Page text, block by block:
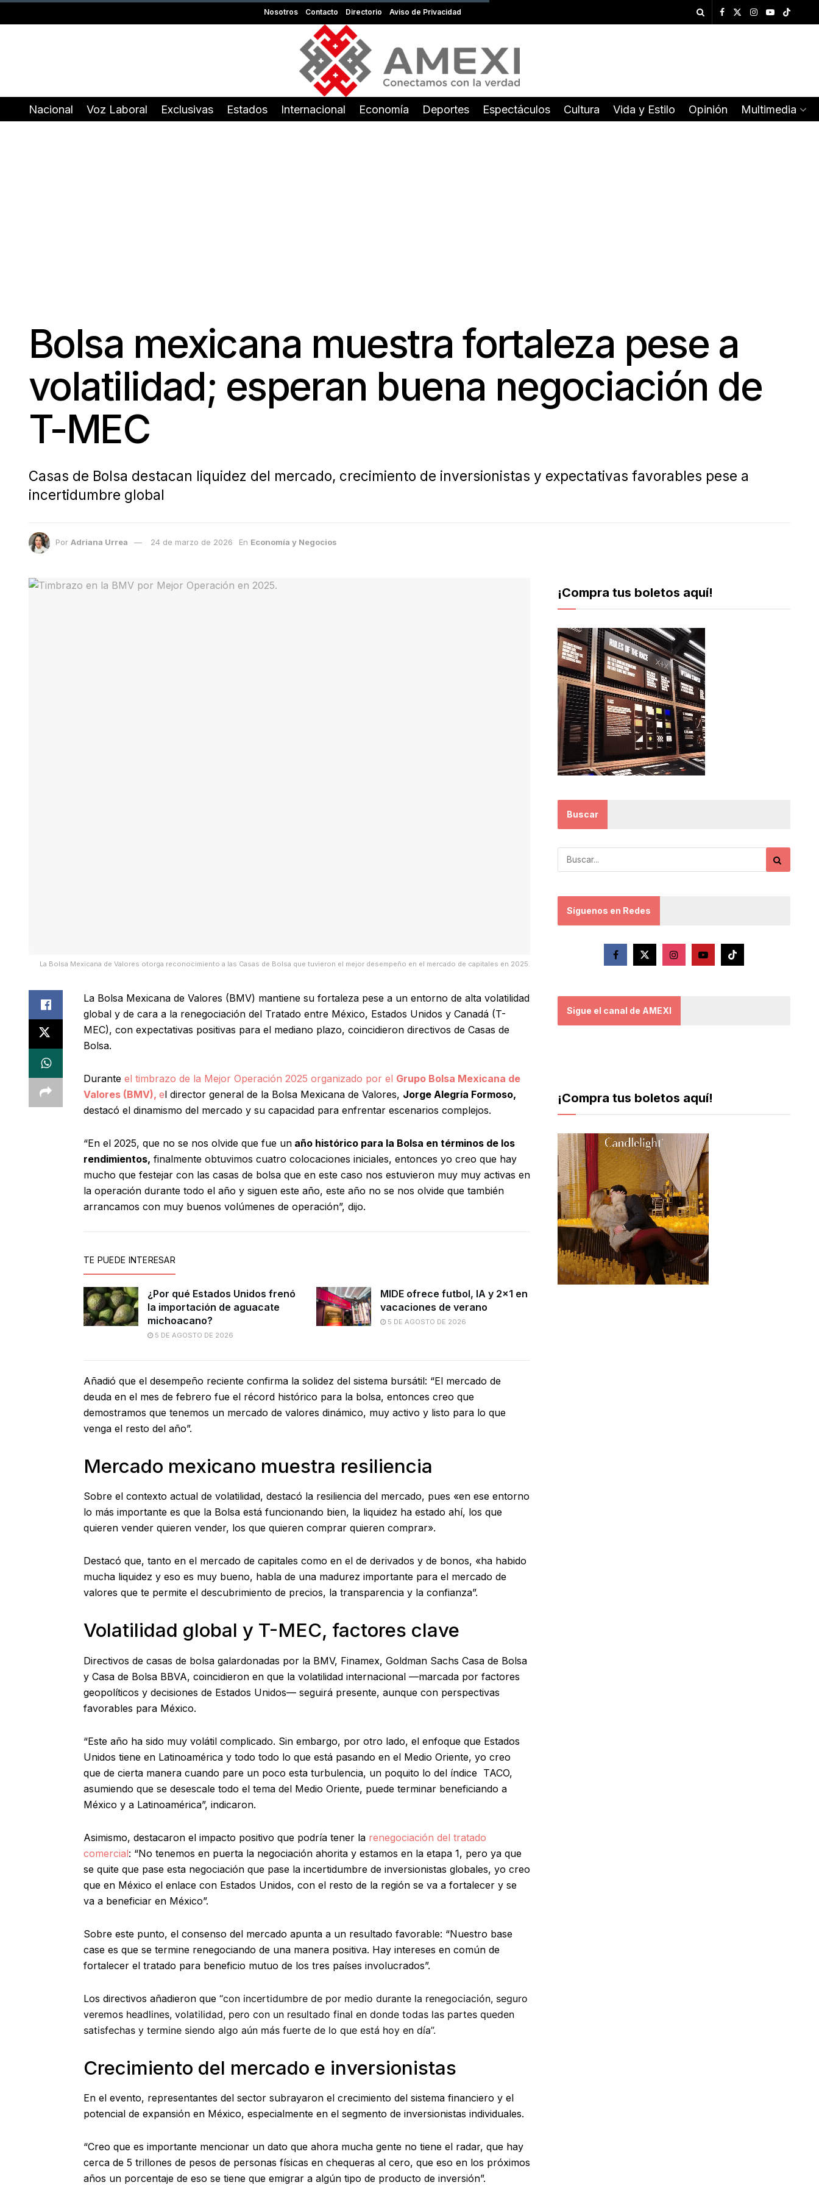
Nosotros Contacto Directorio Aviso de Privacidad
Nacional Voz Laboral Exclusivas Estados Internacional Economía Deportes Espectáculos Cultura Vida y Estilo Opinión Multimedia
Bolsa mexicana muestra fortaleza pese a
volatilidad; esperan buena negociación de
T-MEC
Casas de Bolsa destacan liquidez del mercado, crecimiento de inversionistas y expectativas favorables pese a
incertidumbre global
Por Adriana Urrea 24 de marzo de 2026 En Economía y Negocios
La Bolsa Mexicana de Valores otorga reconocimiento a las Casas de Bolsa que tuvieron el mejor desempeño en el mercado de capitales en 2025.
La Bolsa Mexicana de Valores (BMV) mantiene su fortaleza pese a un entorno de alta volatilidad
global y de cara a la renegociación del Tratado entre México, Estados Unidos y Canadá (T-
MEC), con expectativas positivas para el mediano plazo, coincidieron directivos de Casas de
Bolsa.
Durante el timbrazo de la Mejor Operación 2025 organizado por el Grupo Bolsa Mexicana de
Valores (BMV), el director general de la Bolsa Mexicana de Valores, Jorge Alegría Formoso,
destacó el dinamismo del mercado y su capacidad para enfrentar escenarios complejos.
“En el 2025, que no se nos olvide que fue un año histórico para la Bolsa en términos de los
rendimientos, finalmente obtuvimos cuatro colocaciones iniciales, entonces yo creo que hay
mucho que festejar con las casas de bolsa que en este caso nos estuvieron muy muy activas en
la operación durante todo el año y siguen este año, este año no se nos olvide que también
arrancamos con muy buenos volúmenes de operación”, dijo.
TE PUEDE INTERESAR
¿Por qué Estados Unidos frenó
la importación de aguacate
michoacano?
5 DE AGOSTO DE 2026
MIDE ofrece futbol, lA y 2×1 en
vacaciones de verano
5 DE AGOSTO DE 2026
Añadió que el desempeño reciente confirma la solidez del sistema bursátil: “El mercado de
deuda en el mes de febrero fue el récord histórico para la bolsa, entonces creo que
demostramos que tenemos un mercado de valores dinámico, muy activo y listo para lo que
venga el resto del año”.
Mercado mexicano muestra resiliencia
Sobre el contexto actual de volatilidad, destacó la resiliencia del mercado, pues «en ese entorno
lo más importante es que la Bolsa está funcionando bien, la liquidez ha estado ahí, los que
quieren vender quieren vender, los que quieren comprar quieren comprar».
Destacó que, tanto en el mercado de capitales como en el de derivados y de bonos, «ha habido
mucha liquidez y eso es muy bueno, habla de una madurez importante para el mercado de
valores que te permite el descubrimiento de precios, la transparencia y la confianza”.
Volatilidad global y T-MEC, factores clave
Directivos de casas de bolsa galardonadas por la BMV, Finamex, Goldman Sachs Casa de Bolsa
y Casa de Bolsa BBVA, coincidieron en que la volatilidad internacional —marcada por factores
geopolíticos y decisiones de Estados Unidos— seguirá presente, aunque con perspectivas
favorables para México.
“Este año ha sido muy volátil complicado. Sin embargo, por otro lado, el enfoque que Estados
Unidos tiene en Latinoamérica y todo todo lo que está pasando en el Medio Oriente, yo creo
que de cierta manera cuando pare un poco esta turbulencia, un poquito lo del índice TACO,
asumiendo que se desescale todo el tema del Medio Oriente, puede terminar beneficiando a
México y a Latinoamérica”, indicaron.
Asimismo, destacaron el impacto positivo que podría tener la renegociación del tratado
comercial: “No tenemos en puerta la negociación ahorita y estamos en la etapa 1, pero ya que
se quite que pase esta negociación que pase la incertidumbre de inversionistas globales, yo creo
que en México el enlace con Estados Unidos, con el resto de la región se va a fortalecer y se
va a beneficiar en México”.
Sobre este punto, el consenso del mercado apunta a un resultado favorable: “Nuestro base
case es que se termine renegociando de una manera positiva. Hay intereses en común de
fortalecer el tratado para beneficio mutuo de los tres países involucrados”.
Los directivos añadieron que “con incertidumbre de por medio durante la renegociación, seguro
veremos headlines, volatilidad, pero con un resultado final en donde todas las partes queden
satisfechas y termine siendo algo aún más fuerte de lo que está hoy en día”.
Crecimiento del mercado e inversionistas
En el evento, representantes del sector subrayaron el crecimiento del sistema financiero y el
potencial de expansión en México, especialmente en el segmento de inversionistas individuales.
“Creo que es importante mencionar un dato que ahora mucha gente no tiene el radar, que hay
cerca de 5 trillones de pesos de personas físicas en chequeras al cero, que eso en los próximos
años un porcentaje de eso se tiene que emigrar a algún tipo de producto de inversión”.
¡Compra tus boletos aquí!
Buscar
Síguenos en Redes
Sigue el canal de AMEXI
¡Compra tus boletos aquí!